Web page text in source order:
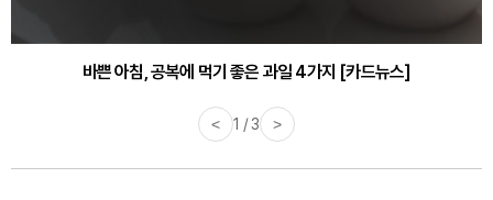
바쁜 아침, 공복에 먹기 좋은 과일 4가지 [카드뉴스]
< 1 / 3 >